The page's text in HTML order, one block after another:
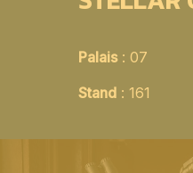
Palais: 07
Stand : 161